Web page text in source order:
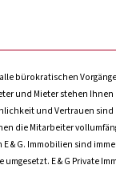
bürokratischen
und Mieter stehen
und Vertrauen
die Mitarbeiter
& G. Immobilien sind
E & G Private